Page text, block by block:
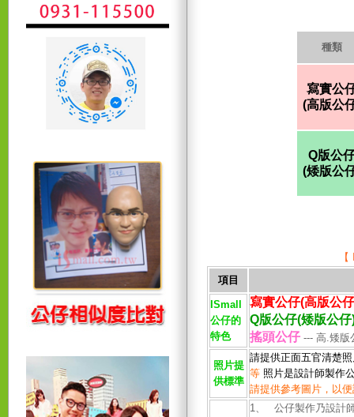
種類
寫實公
(高版公
Q版公
(矮版公
項目
ISmall
公仔的
特色
寫實公仔(高版公
Q版公仔(矮版公仔
搖頭公仔 --- 高.矮版
照片提
供標準
請提供正面五官清楚
等 照片是設計師製作
請提供參考圖片，以便
1、
公仔製作乃設計